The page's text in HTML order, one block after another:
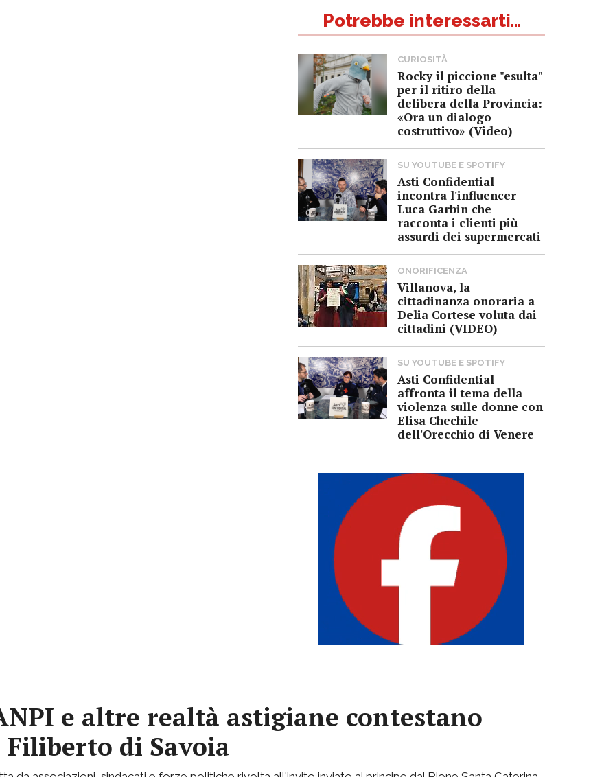
Potrebbe interessarti...
CURIOSITÀ
Rocky il piccione "esulta"
per il ritiro della
delibera della Provincia:
«Ora un dialogo
costruttivo» (Video)
SU YOUTUBE E SPOTIFY
Asti Confidential
incontra l'influencer
Luca Garbin che
racconta i clienti più
assurdi dei supermercati
ONORIFICENZA
Villanova, la
cittadinanza onoraria a
Delia Cortese voluta dai
cittadini (VIDEO)
SU YOUTUBE E SPOTIFY
Asti Confidential
affronta il tema della
violenza sulle donne con
Elisa Chechile
dell'Orecchio di Venere
e altre realtà astigiane contestano
di Savoia